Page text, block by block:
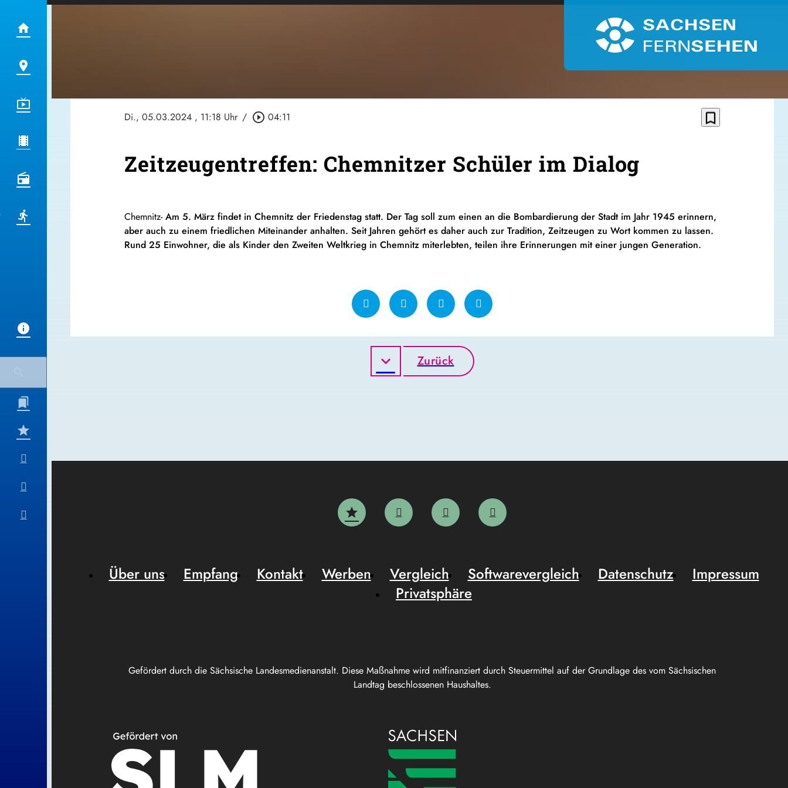
Di., 05.03.2024 , 11:18 Uhr / play_circle_outline 04:11 bookmark_border
Zeitzeugentreffen: Chemnitzer Schüler im Dialog
Chemnitz-Am 5. März findet in Chemnitz der Friedenstag statt. Der Tag soll zum einen an die Bombardierung der Stadt im Jahr 1945 erinnern,
aber auch zu einem friedlichen Miteinander anhalten. Seit Jahren gehört es daher auch zur Tradition, Zeitzeugen zu Wort kommen zu lassen.
Rund 25 Einwohner, die als Kinder den Zweiten Weltkrieg in Chemnitz miterlebten, teilen ihre Erinnerungen mit einer jungen Generation.
Zurück
Gefördert durch die Sächsische Landesmedienanstalt. Diese Maßnahme wird mitfinanziert durch Steuermittel auf der Grundlage des vom Sächsischen
Landtag beschlossenen Haushaltes.
Über uns Empfang Kontakt Werben Vergleich Softwarevergleich Datenschutz
Impressum
Privatsphäre